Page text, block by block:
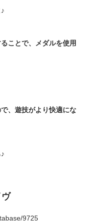
ことで、メダルを使用
、遊技がより快適にな
9725